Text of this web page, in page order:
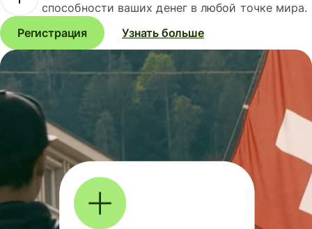
способности ваших денег в любой точке мира.
Регистрация
Узнать больше